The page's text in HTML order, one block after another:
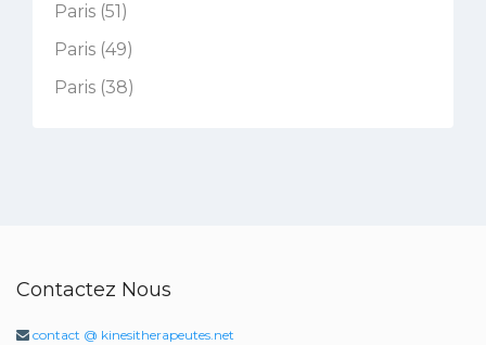
Paris (51)
Paris (49)
Paris (38)
Contactez Nous
contact @ kinesitherapeutes.net